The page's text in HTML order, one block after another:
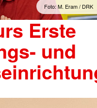
Foto: M. Eram / DRK
Erste
und